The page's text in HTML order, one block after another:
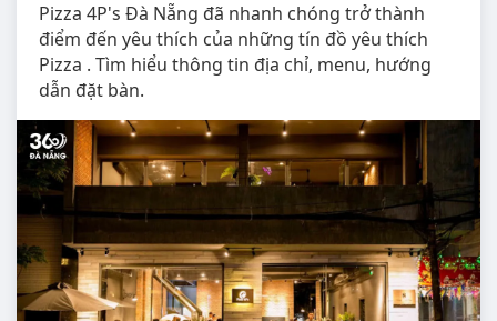
Pizza 4P's Đà Nẵng đã nhanh chóng trở thành
điểm đến yêu thích của những tín đồ yêu thích
Pizza . Tìm hiểu thông tin địa chỉ, menu, hướng
dẫn đặt bàn.